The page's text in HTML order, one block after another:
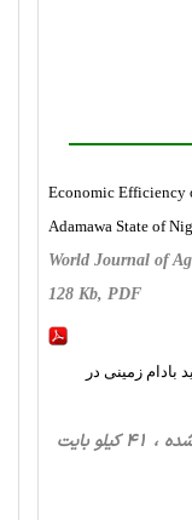
Economic Efficiency
Adamawa State of
World Journal of
128 Kb, PDF
بادام زمینی در
، اقتصاد کشاورزی، 11 صفحه فارسی تایپ شده ، 41 کیلو بایت